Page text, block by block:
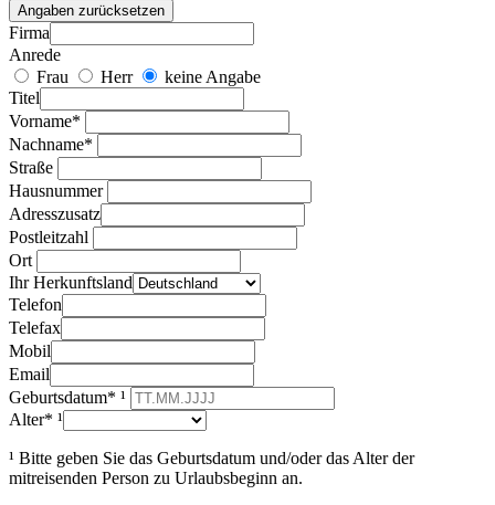
Angaben zurücksetzen
Firma
Anrede
Frau
Herr
keine Angabe
Titel
Vorname*
Nachname*
Straße
Hausnummer
Adresszusatz
Postleitzahl
Ort
Ihr Herkunftsland
Telefon
Telefax
Mobil
Email
Geburtsdatum* ¹
Alter* ¹
¹ Bitte geben Sie das Geburtsdatum und/oder das Alter der
mitreisenden Person zu Urlaubsbeginn an.